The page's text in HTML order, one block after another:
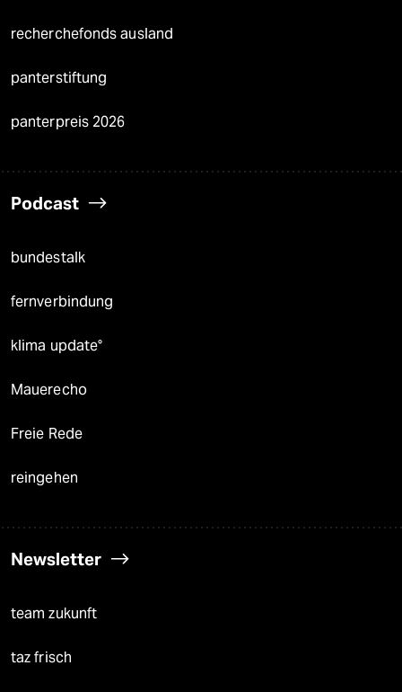
recherchefonds ausland
panterstiftung
panterpreis 2026
Podcast
bundestalk
fernverbindung
klima update°
Mauerecho
Freie Rede
reingehen
Newsletter
team zukunft
taz frisch